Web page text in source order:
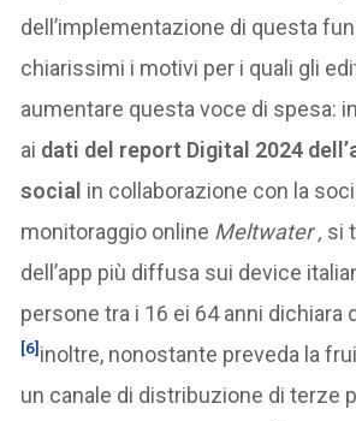
dell’implementazione di questa
chiarissimi i motivi per i quali gli
aumentare questa voce di spesa:
ai dati del report Digital 2024
social in collaborazione con la
monitoraggio online Meltwater , si
dell’app più diffusa sui device
persone tra i 16 ei 64 anni dichiara
[6] inoltre, nonostante preveda la
un canale di distribuzione di terze